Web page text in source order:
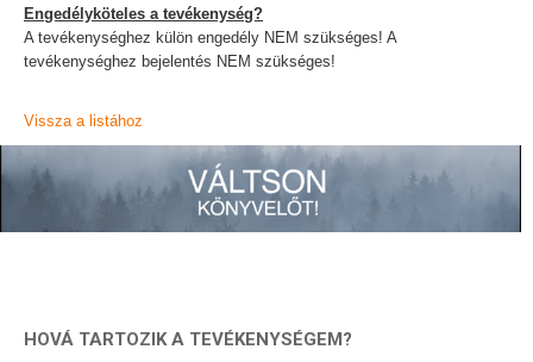
Engedélyköteles a tevékenység?
A tevékenységhez külön engedély NEM szükséges! A
tevékenységhez bejelentés NEM szükséges!
Vissza a listához
HOVÁ TARTOZIK A TEVÉKENYSÉGEM?